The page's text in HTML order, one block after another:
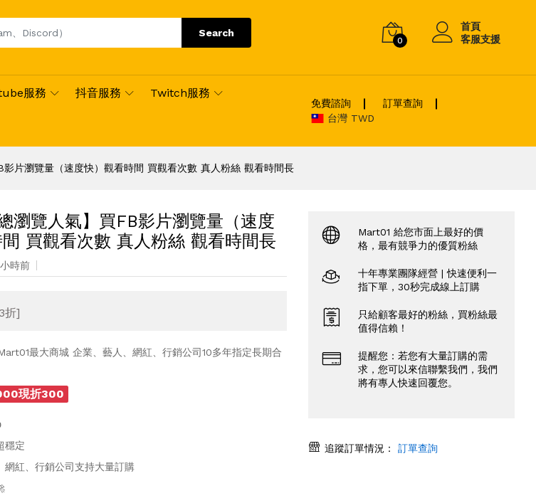
Search
0
首頁
客服支援
服務 抖音服務 Twitch服務
免費諮詢
訂單查詢
台灣 TWD
影片瀏覽量（速度快）觀看時間 買觀看次數 真人粉絲 觀看時間長
瀏覽人氣】買FB影片瀏覽量（速度
買觀看次數 真人粉絲 觀看時間長
時前
折]
最大商城 企業、藝人、網紅、行銷公司10多年指定長期合
現折300
穩定
網紅、行銷公司支持大量訂購
Mart01 給您市面上最好的價
格，最有競爭力的優質粉絲
十年專業團隊經營 | 快速便利一
指下單，30秒完成線上訂購
只給顧客最好的粉絲，買粉絲最
值得信賴！
提醒您：若您有大量訂購的需
求，您可以來信聯繫我們，我們
將有專人快速回覆您。
追蹤訂單情況： 訂單查詢